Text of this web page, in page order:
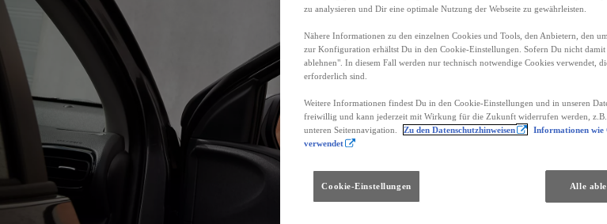
zu analysieren und Dir eine optimale Nutzung der Webseite zu gewährleisten.
Nähere Informationen zu den einzelnen Cookies und Tools, den Anbietern, den
zur Konfiguration erhältst Du in den Cookie-Einstellungen. Sofern Du nicht
ablehnen". In diesem Fall werden nur technisch notwendige Cookies verwendet,
erforderlich sind.
Weitere Informationen findest Du in den Cookie-Einstellungen und in unseren
freiwillig und kann jederzeit mit Wirkung für die Zukunft widerrufen werden,
unteren Seitennavigation.
Zu den Datenschutzhinweisen
Informationen wie
verwendet
Cookie-Einstellungen Alle